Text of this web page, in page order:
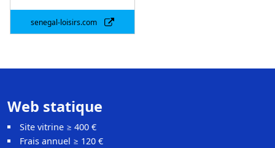
senegal-loisirs.com
Web statique
Site vitrine ≥ 400 €
Frais annuel ≥ 120 €